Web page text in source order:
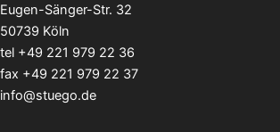
Eugen-Sänger-Str. 32
50739 Köln
tel +49 221 979 22 36
fax +49 221 979 22 37
info@stuego.de